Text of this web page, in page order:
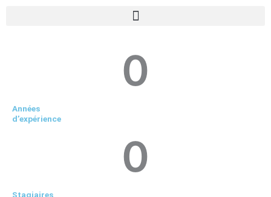
0
Années
d’expérience
0
Stagiaires